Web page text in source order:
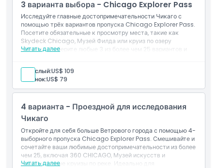
Часы работы
Вещи, которые нужно знать
Как добраться туда
Как воспользоваться
Политика отмены
Вход: все 35 постоянных выставок
3 варианта выбора - Chicago Explorer Pass
Исследуйте главные достопримечательности Чикаго с
помощью трёх вариантов пропуска Chicago Explorer Pass.
Посетите обязательные к просмотру места, такие как
Skydeck Chicago, Музей Филда или круиз по озеру
Мичиган. Выберите любые 3 из более чем 25 вариантов и
в своем собственном темпе — идеально подходит для
короткого пребывания или уикенд-тура.
Читать далее
Взрослый:US$ 109
Ребенок:US$ 79
4 варианта - Проездной для исследования
Чикаго
Откройте для себя больше Ветрового города с помощью 4-
выборного пропуска Chicago Explorer Pass. Смешивайте и
сочетайте ваши любимые достопримечательности из более
чем 25, включая 360 CHICAGO, Музей искусств и
архитектурные круизы по реке. Идеально для
Читать далее